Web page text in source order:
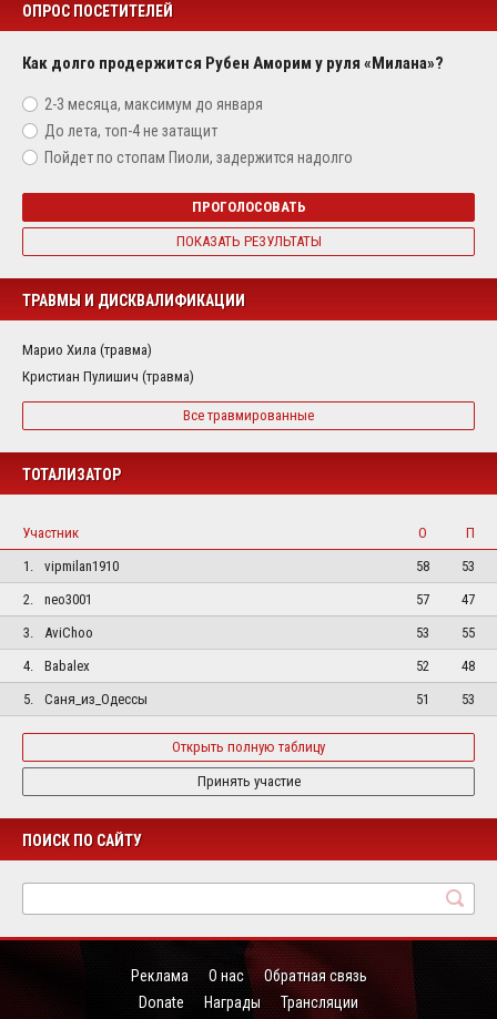
ОПРОС ПОСЕТИТЕЛЕЙ
Как долго продержится Рубен Аморим у руля «Милана»?
2-3 месяца, максимум до января
До лета, топ-4 не затащит
Пойдет по стопам Пиоли, задержится надолго
ПРОГОЛОСОВАТЬ
ПОКАЗАТЬ РЕЗУЛЬТАТЫ
ТРАВМЫ И ДИСКВАЛИФИКАЦИИ
Марио Хила (травма)
Кристиан Пулишич (травма)
Все травмированные
ТОТАЛИЗАТОР
Участник О
П
1.
vipmilan1910 58
53
2.
neo3001 57
47
3.
AviChoo 53
55
4.
Babalex 52
48
5.
Саня_из_Одессы 51 53
Открыть полную таблицу
Принять участие
ПОИСК ПО САЙТУ
Реклама О нас
Обратная связь
Donate
Награды Трансляции